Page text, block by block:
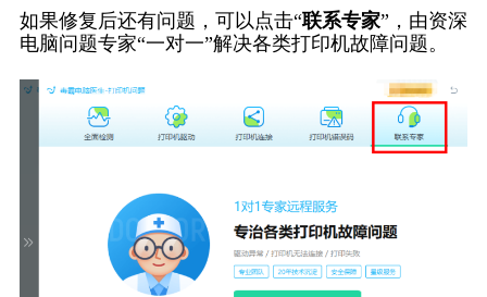
如果修复后还有问题，可以点击“联系专家”，由资深
电脑问题专家“一对一”解决各类打印机故障问题。